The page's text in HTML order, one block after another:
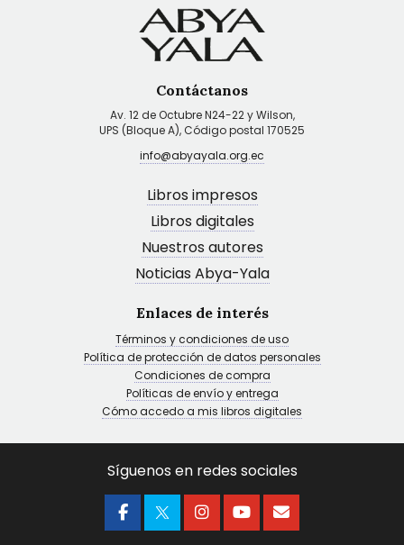
Contáctanos
Av. 12 de Octubre N24-22 y Wilson,
UPS (Bloque A), Código postal 170525
info@abyayala.org.ec
Libros impresos
Libros digitales
Nuestros autores
Noticias Abya-Yala
Enlaces de interés
Términos y condiciones de uso
Política de protección de datos personales
Condiciones de compra
Políticas de envío y entrega
Cómo accedo a mis libros digitales
Síguenos en redes sociales